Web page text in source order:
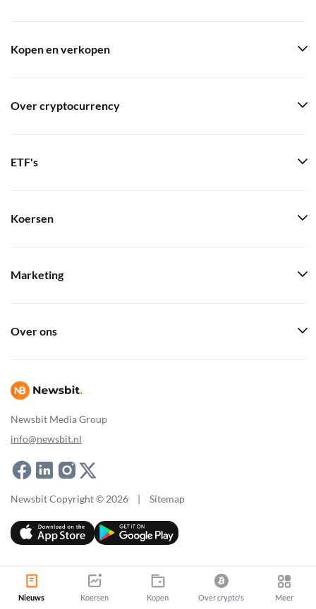
Newsbit Media Group
info@newsbit.nl
Kopen en verkopen
Over cryptocurrency
ETF's
Koersen
Marketing
Over ons
Newsbit Copyright © 2026 | Sitemap
Nieuws Koersen Kopen Over crypto's Meer